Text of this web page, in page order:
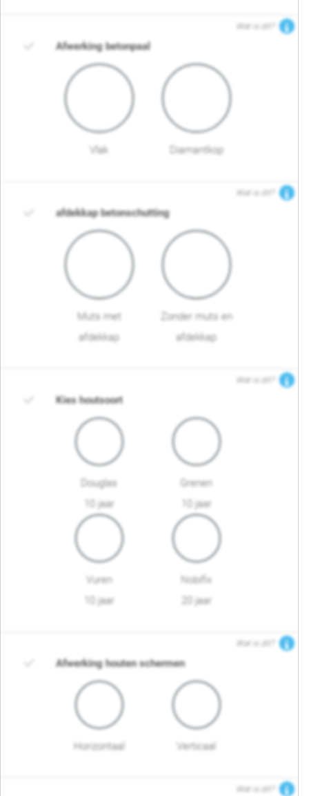
Wat is dit?
Afwerking betonpaal
Vlak Diamantkop
Wat is dit?
afdekkap betonschutting
Muts met
afdekkap
Zonder muts en
afdekkap
Wat is dit?
Kies houtsoort
Douglas
10 jaar
Grenen
10 jaar
Vuren
10 jaar
Nobifix
20 jaar
Wat is dit?
Afwerking houten schermen
Horizontaal Verticaal
Wat is dit?